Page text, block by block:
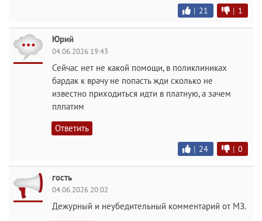
| 21 | 1
Юрий
04.06.2026 19:43
Сейчас нет не какой помощи, в поликлиниках
бардак к врачу не попасть жди сколько не
известно приходиться идти в платную, а зачем
плпатим
Ответить
| 24 | 0
гость
04.06.2026 20:02
Дежурный и неубедительный комментарий от МЗ.